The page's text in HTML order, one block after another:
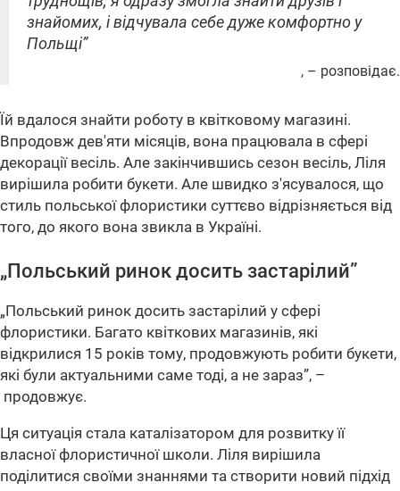
знайомих, і відчувала себе дуже комфортно у
Польщі”
, – розповідає.
Їй вдалося знайти роботу в квітковому магазині.
Впродовж дев'яти місяців, вона працювала в сфері
декорації весіль. Але закінчившись сезон весіль, Ліля
вирішила робити букети. Але швидко з'ясувалося, що
стиль польської флористики суттєво відрізняється від
того, до якого вона звикла в Україні.
„Польський ринок досить застарілий”
„Польський ринок досить застарілий у сфері
флористики. Багато квіткових магазинів, які
відкрилися 15 років тому, продовжують робити букети,
які були актуальними саме тоді, а не зараз”, –
продовжує.
Ця ситуація стала каталізатором для розвитку її
власної флористичної школи. Ліля вирішила
поділитися своїми знаннями та створити новий підхід